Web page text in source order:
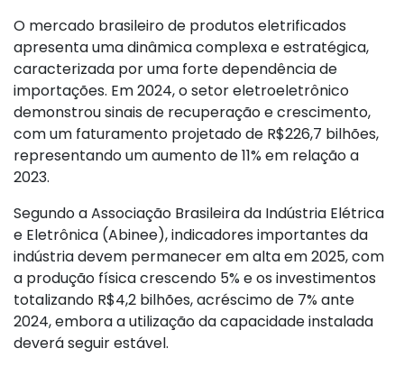
O mercado brasileiro de produtos eletrificados
apresenta uma dinâmica complexa e estratégica,
caracterizada por uma forte dependência de
importações. Em 2024, o setor eletroeletrônico
demonstrou sinais de recuperação e crescimento,
com um faturamento projetado de R$226,7 bilhões,
representando um aumento de 11% em relação a
2023.
Segundo a Associação Brasileira da Indústria Elétrica
e Eletrônica (Abinee), indicadores importantes da
indústria devem permanecer em alta em 2025, com
a produção física crescendo 5% e os investimentos
totalizando R$4,2 bilhões, acréscimo de 7% ante
2024, embora a utilização da capacidade instalada
deverá seguir estável.